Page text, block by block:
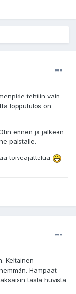
tehtiin vain
lopputulos on
ennen ja jälkeen
palstalle.
toiveajattelua
Keltainen
Hampaat
tästä huvista